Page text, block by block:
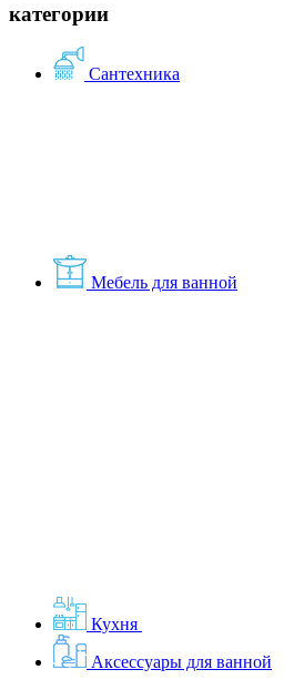
категории
Сантехника
Мебель для ванной
Кухня
Аксессуары для ванной